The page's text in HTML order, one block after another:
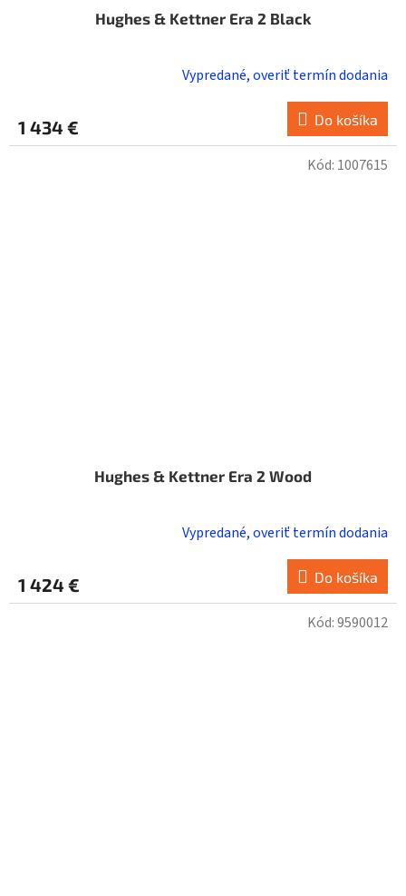
Hughes & Kettner Era 2 Black
Vypredané, overiť termín dodania
1 434 € Do košíka
Hughes & Kettner Era 2 Wood
Vypredané, overiť termín dodania
1 424 € Do košíka
Kód: 1007615
Kód:9590012